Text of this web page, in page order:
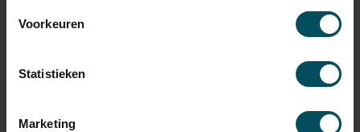
Voorkeuren
Statistieken
Marketing